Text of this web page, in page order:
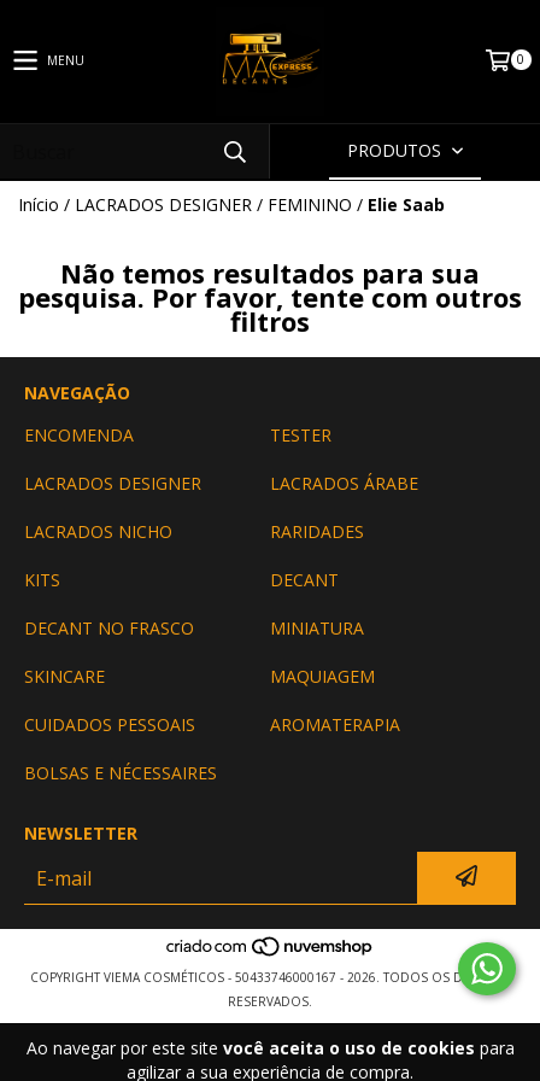
Ao navegar por este site você aceita o uso de cookies para
agilizar a sua experiência de compra.
MENU 0
PRODUTOS
Início / LACRADOS DESIGNER / FEMININO / Elie Saab
Não temos resultados para sua
pesquisa. Por favor, tente com outros
filtros
NAVEGAÇÃO
ENCOMENDA
TESTER
LACRADOS DESIGNER LACRADOS ÁRABE
LACRADOS NICHO RARIDADES
KITS DECANT
DECANT NO FRASCO MINIATURA
SKINCARE MAQUIAGEM
CUIDADOS PESSOAIS AROMATERAPIA
BOLSAS E NÉCESSAIRES
NEWSLETTER
COPYRIGHT VIEMA COSMÉTICOS - 50433746000167 - 2026. TODOS OS DIREITOS
RESERVADOS.